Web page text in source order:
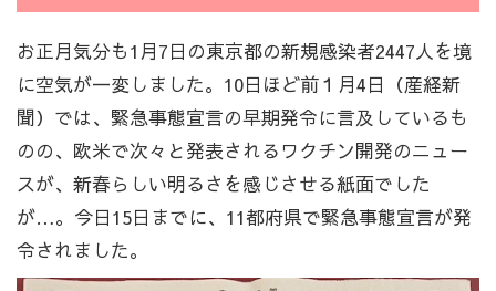
お正月気分も1月7日の東京都の新規感染者2447人を境
に空気が一変しました。10日ほど前１月4日（産経新
聞）では、緊急事態宣言の早期発令に言及しているも
のの、欧米で次々と発表されるワクチン開発のニュー
スが、新春らしい明るさを感じさせる紙面でした
が…。今日15日までに、11都府県で緊急事態宣言が発
令されました。